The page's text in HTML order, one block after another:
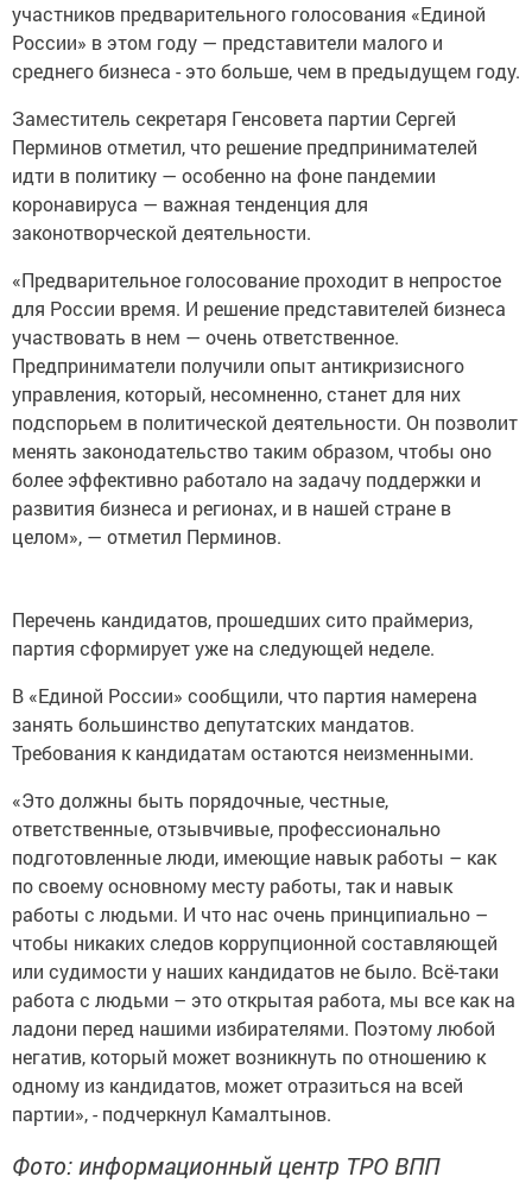
участников предварительного голосования «Единой
России» в этом году — представители малого и
среднего бизнеса - это больше, чем в предыдущем году.
Заместитель секретаря Генсовета партии Сергей
Перминов отметил, что решение предпринимателей
идти в политику — особенно на фоне пандемии
коронавируса — важная тенденция для
законотворческой деятельности.
«Предварительное голосование проходит в непростое
для России время. И решение представителей бизнеса
участвовать в нем — очень ответственное.
Предприниматели получили опыт антикризисного
управления, который, несомненно, станет для них
подспорьем в политической деятельности. Он позволит
менять законодательство таким образом, чтобы оно
более эффективно работало на задачу поддержки и
развития бизнеса и регионах, и в нашей стране в
целом», — отметил Перминов.
Перечень кандидатов, прошедших сито праймериз,
партия сформирует уже на следующей неделе.
В «Единой России» сообщили, что партия намерена
занять большинство депутатских мандатов.
Требования к кандидатам остаются неизменными.
«Это должны быть порядочные, честные,
ответственные, отзывчивые, профессионально
подготовленные люди, имеющие навык работы – как
по своему основному месту работы, так и навык
работы с людьми. И что нас очень принципиально –
чтобы никаких следов коррупционной составляющей
или судимости у наших кандидатов не было. Всё-таки
работа с людьми – это открытая работа, мы все как на
ладони перед нашими избирателями. Поэтому любой
негатив, который может возникнуть по отношению к
одному из кандидатов, может отразиться на всей
партии», - подчеркнул Камалтынов.
Фото: информационный центр ТРО ВПП